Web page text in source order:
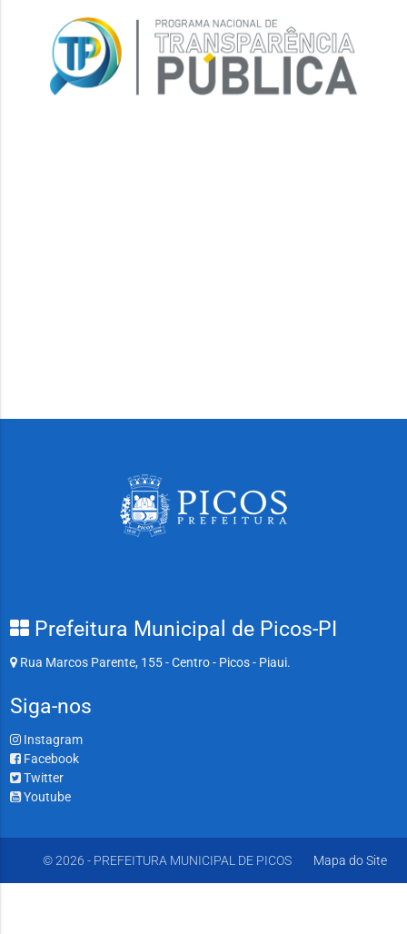
Prefeitura Municipal de Picos-PI
Rua Marcos Parente, 155 - Centro - Picos - Piaui.
Siga-nos
Instagram
Facebook
Twitter
Youtube
© 2026 - PREFEITURA MUNICIPAL DE PICOS Mapa do Site